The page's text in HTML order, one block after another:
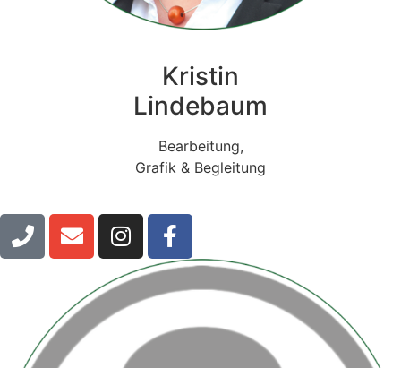
Kristin
Lindebaum
Bearbeitung,
Grafik & Begleitung